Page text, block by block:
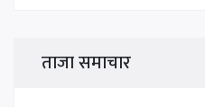
ताजा समाचार